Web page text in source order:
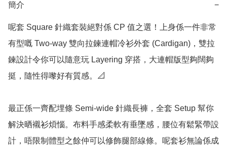
簡介 −
呢套 Square 針織套裝絕對係 CP 值之選！上身係一件非常
有型嘅 Two-way 雙向拉鍊連帽冷衫外套 (Cardigan)，雙拉
鍊設計令你可以隨意玩 Layering 穿搭，大連帽版型夠闊夠
挺，隨性得嚟好有質感。📐
最正係一齊配埋條 Semi-wide 針織長褲，全套 Setup 幫你
解決晒襯衫煩惱。布料手感柔軟有垂墜感，腰位有鬆緊帶設
計，唔限制體型之餘仲可以修飾腿部線條。呢套衫無論係成